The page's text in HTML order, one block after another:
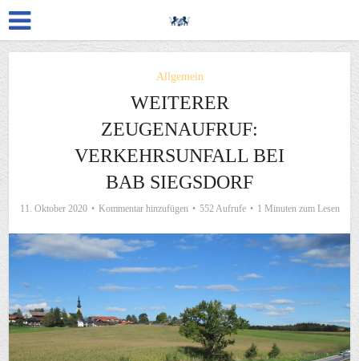
Allgemein
WEITERER
ZEUGENAUFRUF:
VERKEHRSUNFALL BEI
BAB SIEGSDORF
11. Oktober 2020 Kommentar hinzufügen 552 Aufrufe 1 Minuten zum Lesen